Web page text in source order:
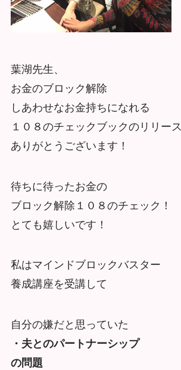
葉湖先生、
お金のブロック解除
しあわせなお金持ちになれる
１０８のチェックブックのリリース
ありがとうございます！
待ちに待ったお金の
ブロック解除１０８のチェック！
とても嬉しいです！
私はマインドブロックバスター
養成講座を受講して
自分の嫌だと思っていた
・夫とのパートナーシップ
の問題